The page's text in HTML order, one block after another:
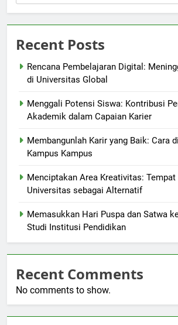
Recent Posts
Rencana Pembelajaran Digital:
di Universitas Global
Menggali Potensi Siswa: Kontribusi
Akademik dalam Capaian Karier
Membangunlah Karir yang Baik: Cara
Kampus Kampus
Menciptakan Area Kreativitas: Tempat
Universitas sebagai Alternatif
Memasukkan Hari Puspa dan Satwa
Studi Institusi Pendidikan
Recent Comments
No comments to show.